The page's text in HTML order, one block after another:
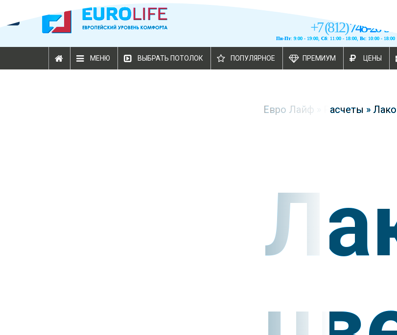
+7(812)748-20-90
Пн-Пт: 9:00 - 19:00, Сб: 11:00 - 18:00, Вс: 10:00 - 18:00
МЕНЮ ВЫБРАТЬ ПОТОЛОК ПОПУЛЯРНОЕ ПРЕМИУМ ЦЕНЫ
Евро Лайф Расчеты »